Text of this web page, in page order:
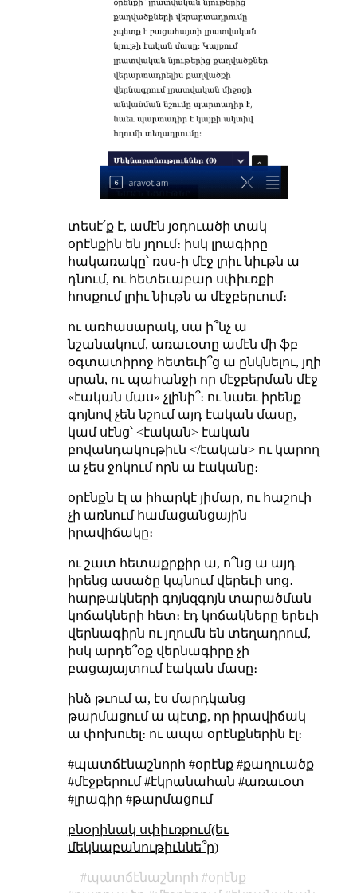
տեսէ՛ք է, ամէն յօդուածի տակ
օրէնքին են յղում։ իսկ լրագիրը
հակառակը՝ ռսս֊ի մէջ լրիւ նիւթն ա
դնում, ու հետեւաբար սփիւռքի
հոսքում լրիւ նիւթն ա մէջբերւում։
ու առհասարակ, սա ի՞նչ ա
նշանակում, առաւօտը ամէն մի ֆբ
օգտատիրոջ հետեւի՞ց ա ընկնելու, յղի
սրան, ու պահանջի որ մէջբերման մէջ
«էական մաս» չլինի՞։ ու նաեւ իրենք
գոյնով չեն նշում այդ էական մասը,
կամ սէնց՝ <էական> էական
բովանդակութիւն </էական> ու կարող
ա չես ջոկում որն ա էականը։
օրէնքն էլ ա իհարկէ յիմար, ու հաշուի
չի առնում համացանցային
իրավիճակը։
ու շատ հետաքրքիր ա, ո՞նց ա այդ
իրենց ասածը կպնում վերեւի սոց․
հարթակների գոյնզգոյն տարածման
կոճակների հետ։ էդ կոճակները երեւի
վերնագիրն ու յղումն են տեղադրում,
իսկ արդե՞օք վերնագիրը չի
բացայայտում էական մասը։
ինձ թւում ա, էս մարդկանց
թարմացում ա պէտք, որ իրավիճակ
ա փոխուել։ ու ապա օրէնքներին էլ։
#պատճէնաշնորհ #օրէնք #քաղուածք
#մէջբերում #էկրանահան #առաւօտ
#լրագիր #թարմացում
բնօրինակ սփիւռքում(եւ
մեկնաբանութիւննե՞ր)
պատճէնաշնորհ
օրէնք